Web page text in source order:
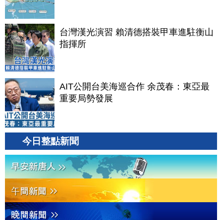
台灣漢光演習 賴清德搭裝甲車進駐衡山
指揮所
AIT公開台美海巡合作 余茂春：東亞最
重要局勢發展
今日整點新聞